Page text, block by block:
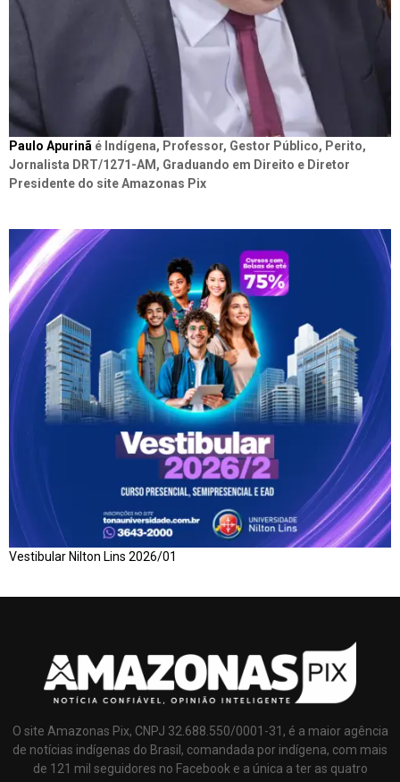
Paulo Apurinã é Indígena, Professor, Gestor Público, Perito,
Jornalista DRT/1271-AM, Graduando em Direito e Diretor
Presidente do site Amazonas Pix
Vestibular Nilton Lins 2026/01
O site Amazonas Pix, CNPJ 32.688.550/0001-31, é a maior agência
de notícias indígenas do Brasil, comandada por indígena, com mais
de 121 mil seguidores no Facebook e a única a ter as quatro